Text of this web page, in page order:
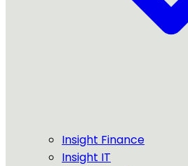
Insight Finance
Insight IT